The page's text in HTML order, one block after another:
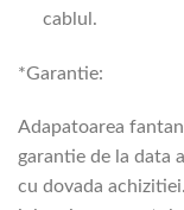
cablul.
*Garantie:
Adapatoarea
garantie de la data
cu dovada